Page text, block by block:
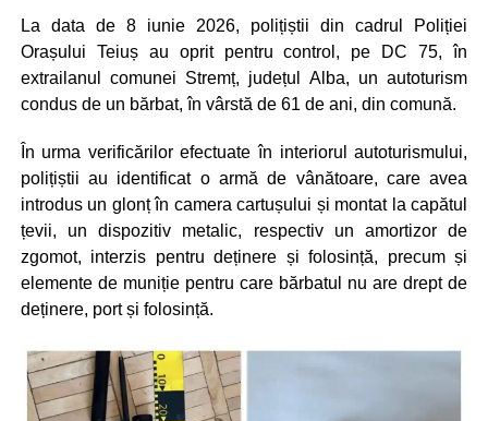
La data de 8 iunie 2026, polițiștii din cadrul Poliției
Orașului Teiuș au oprit pentru control, pe DC 75, în
extrailanul comunei Stremț, județul Alba, un autoturism
condus de un bărbat, în vârstă de 61 de ani, din comună.
În urma verificărilor efectuate în interiorul autoturismului,
polițiștii au identificat o armă de vânătoare, care avea
introdus un glonț în camera cartușului și montat la capătul
țevii, un dispozitiv metalic, respectiv un amortizor de
zgomot, interzis pentru deținere și folosință, precum și
elemente de muniție pentru care bărbatul nu are drept de
deținere, port și folosință.